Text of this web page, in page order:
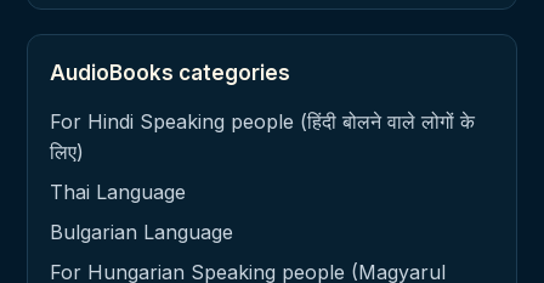
AudioBooks categories
For Hindi Speaking people (हिंदी बोलने वाले लोगों के
लिए)
Thai Language
Bulgarian Language
For Hungarian Speaking people (Magyarul